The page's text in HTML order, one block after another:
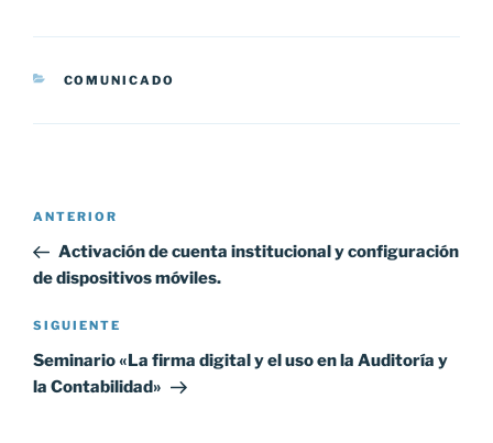
CATEGORÍAS
COMUNICADO
Navegación
entradas
Entrada
anterior:
ANTERIOR
Activación de cuenta institucional y configuración
de dispositivos móviles.
Siguiente
entrada
SIGUIENTE
Seminario «La firma digital y el uso en la Auditoría y
la Contabilidad»